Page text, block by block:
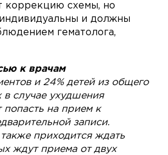
коррекцию схемы, но
и должны
гематолога,
к врачам
и 24% детей из общего
случае ухудшения
попасть на прием к
записи.
приходится ждать
ждут приема от двух